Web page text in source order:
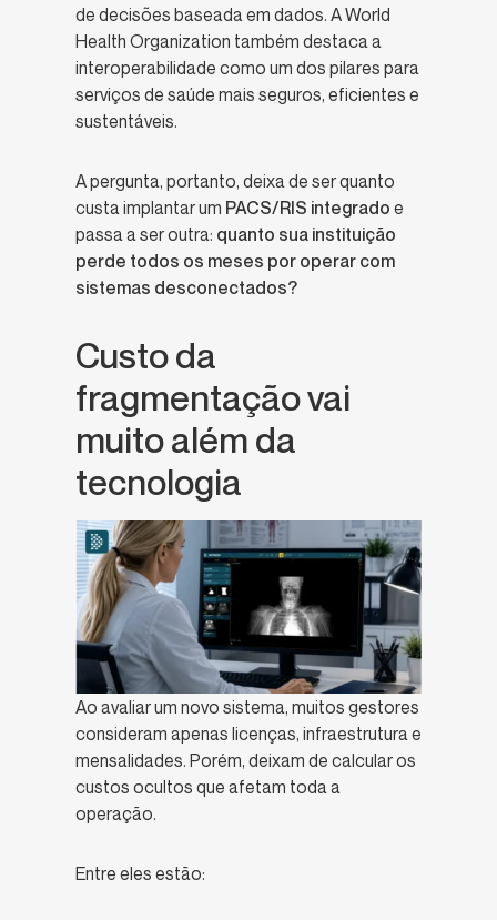
de decisões baseada em dados. A World
Health Organization também destaca a
interoperabilidade como um dos pilares para
serviços de saúde mais seguros, eficientes e
sustentáveis.
A pergunta, portanto, deixa de ser quanto
custa implantar um PACS/RIS integrado e
passa a ser outra: quanto sua instituição
perde todos os meses por operar com
sistemas desconectados?
Custo da
fragmentação vai
muito além da
tecnologia
Ao avaliar um novo sistema, muitos gestores
consideram apenas licenças, infraestrutura e
mensalidades. Porém, deixam de calcular os
custos ocultos que afetam toda a
operação.
Entre eles estão: